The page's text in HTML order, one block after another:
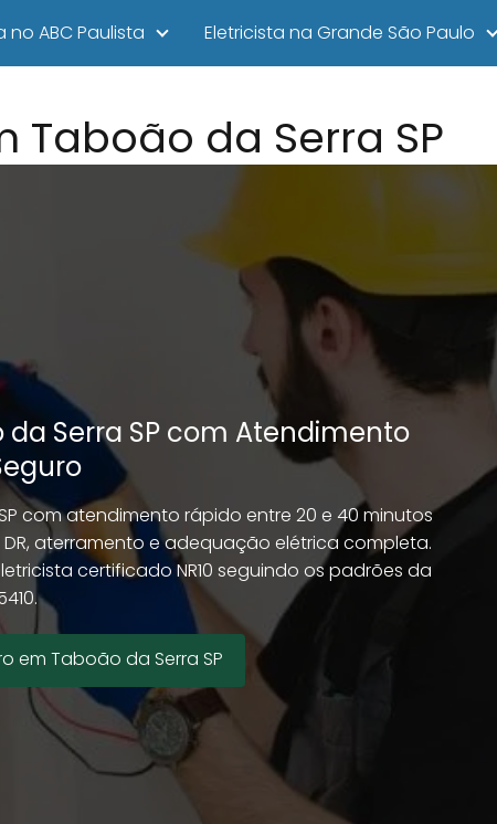
no ABC Paulista Eletricista na Grande São Paulo
da Serra SP
Serra SP com Atendimento
com atendimento rápido entre 20 e 40 minutos
aterramento e adequação elétrica completa.
certificado NR10 seguindo os padrões da
em Taboão da Serra SP